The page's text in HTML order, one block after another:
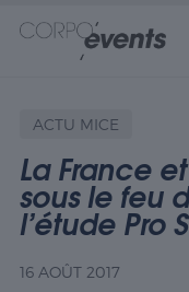
ACTU MICE
La France
sous le feu
l’étude Pro
16 AOÛT 2017